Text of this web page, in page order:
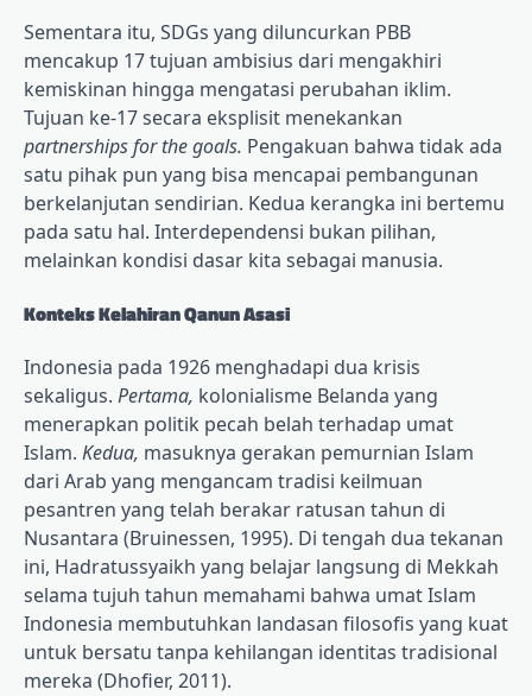
Sementara itu, SDGs yang diluncurkan PBB
mencakup 17 tujuan ambisius dari mengakhiri
kemiskinan hingga mengatasi perubahan iklim.
Tujuan ke-17 secara eksplisit menekankan
partnerships for the goals. Pengakuan bahwa tidak ada
satu pihak pun yang bisa mencapai pembangunan
berkelanjutan sendirian. Kedua kerangka ini bertemu
pada satu hal. Interdependensi bukan pilihan,
melainkan kondisi dasar kita sebagai manusia.
Konteks Kelahiran Qanun Asasi
Indonesia pada 1926 menghadapi dua krisis
sekaligus. Pertama, kolonialisme Belanda yang
menerapkan politik pecah belah terhadap umat
Islam. Kedua, masuknya gerakan pemurnian Islam
dari Arab yang mengancam tradisi keilmuan
pesantren yang telah berakar ratusan tahun di
Nusantara (Bruinessen, 1995). Di tengah dua tekanan
ini, Hadratussyaikh yang belajar langsung di Mekkah
selama tujuh tahun memahami bahwa umat Islam
Indonesia membutuhkan landasan filosofis yang kuat
untuk bersatu tanpa kehilangan identitas tradisional
mereka (Dhofier, 2011).